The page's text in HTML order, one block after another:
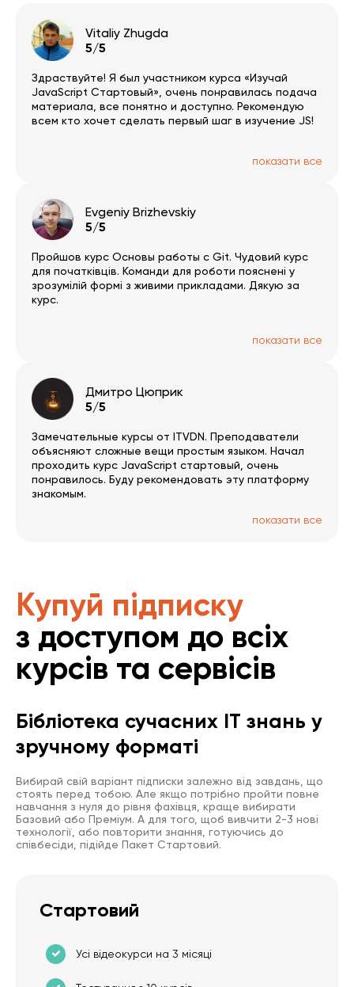
Vitaliy Zhugda
5/5
Здраствуйте! Я был участником курса «Изучай
JavaScript Стартовый», очень понравилась подача
материала, все понятно и доступно. Рекомендую
всем кто хочет сделать первый шаг в изучение JS!
показати все
Evgeniy Brizhevskiy
5/5
Пройшов курс Основы работы с Git. Чудовий курс
для початківців. Команди для роботи пояснені у
зрозумілій формі з живими прикладами. Дякую за
курс.
показати все
Дмитро Цюприк
5/5
Замечательные курсы от ITVDN. Преподаватели
объясняют сложные вещи простым языком. Начал
проходить курс JavaScript стартовый, очень
понравилось. Буду рекомендовать эту платформу
знакомым.
показати все
Купуй підписку
з доступом до всіх
курсів та сервісів
Бібліотека сучасних IT знань у
зручному форматі
Вибирай свій варіант підписки залежно від завдань, що
стоять перед тобою. Але якщо потрібно пройти повне
навчання з нуля до рівня фахівця, краще вибирати
Базовий або Преміум. А для того, щоб вивчити 2-3 нові
технології, або повторити знання, готуючись до
співбесіди, підійде Пакет Стартовий.
Стартовий
Усі відеокурси на 3 місяці